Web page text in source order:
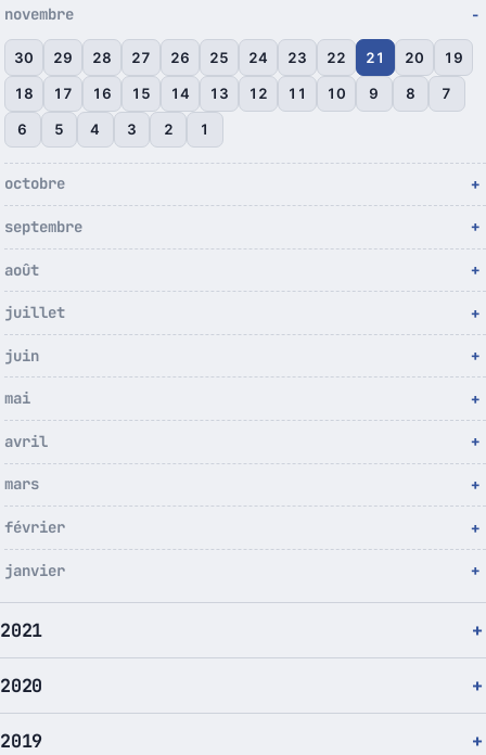
novembre
30 29 28 27 26 25 24 23 22 21 20 19
18 17 16 15 14 13 12 11 10 9 8 7
6 5 4 3 2 1
octobre
septembre
août
juillet
juin
mai
avril
mars
février
janvier
2021
2020
2019